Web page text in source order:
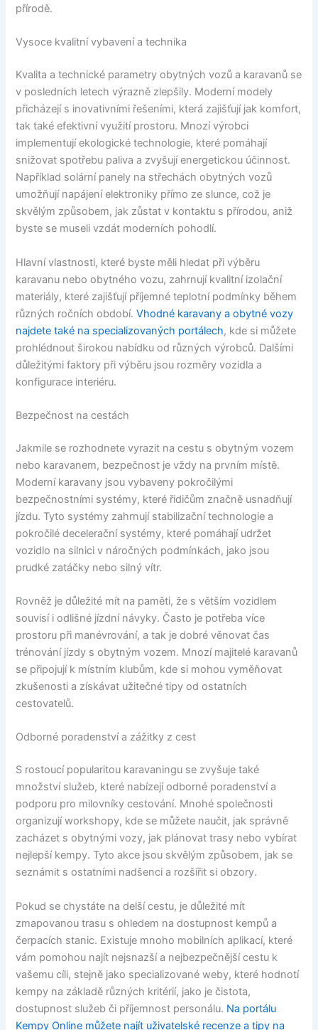
přírodě.
Vysoce kvalitní vybavení a technika
Kvalita a technické parametry obytných vozů a karavanů se
v posledních letech výrazně zlepšily. Moderní modely
přicházejí s inovativními řešeními, která zajišťují jak komfort,
tak také efektivní využití prostoru. Mnozí výrobci
implementují ekologické technologie, které pomáhají
snižovat spotřebu paliva a zvyšují energetickou účinnost.
Například solární panely na střechách obytných vozů
umožňují napájení elektroniky přímo ze slunce, což je
skvělým způsobem, jak zůstat v kontaktu s přírodou, aniž
byste se museli vzdát moderních pohodlí.
Hlavní vlastnosti, které byste měli hledat při výběru
karavanu nebo obytného vozu, zahrnují kvalitní izolační
materiály, které zajišťují příjemné teplotní podmínky během
různých ročních období.Vhodné karavany a obytné vozy
najdete také na specializovaných portálech, kde si můžete
prohlédnout širokou nabídku od různých výrobců. Dalšími
důležitými faktory při výběru jsou rozměry vozidla a
konfigurace interiéru.
Bezpečnost na cestách
Jakmile se rozhodnete vyrazit na cestu s obytným vozem
nebo karavanem, bezpečnost je vždy na prvním místě.
Moderní karavany jsou vybaveny pokročilými
bezpečnostními systémy, které řidičům značně usnadňují
jízdu. Tyto systémy zahrnují stabilizační technologie a
pokročilé decelerační systémy, které pomáhají udržet
vozidlo na silnici v náročných podmínkách, jako jsou
prudké zatáčky nebo silný vítr.
Rovněž je důležité mít na paměti, že s větším vozidlem
souvisí i odlišné jízdní návyky. Často je potřeba více
prostoru při manévrování, a tak je dobré věnovat čas
trénování jízdy s obytným vozem. Mnozí majitelé karavanů
se připojují k místním klubům, kde si mohou vyměňovat
zkušenosti a získávat užitečné tipy od ostatních
cestovatelů.
Odborné poradenství a zážitky z cest
S rostoucí popularitou karavaningu se zvyšuje také
množství služeb, které nabízejí odborné poradenství a
podporu pro milovníky cestování. Mnohé společnosti
organizují workshopy, kde se můžete naučit, jak správně
zacházet s obytnými vozy, jak plánovat trasy nebo vybírat
nejlepší kempy. Tyto akce jsou skvělým způsobem, jak se
seznámit s ostatními nadšenci a rozšířit si obzory.
Pokud se chystáte na delší cestu, je důležité mít
zmapovanou trasu s ohledem na dostupnost kempů a
čerpacích stanic. Existuje mnoho mobilních aplikací, které
vám pomohou najít nejsnazší a nejbezpečnější cestu k
vašemu cíli, stejně jako specializované weby, které hodnotí
kempy na základě různých kritérií, jako je čistota,
dostupnost služeb či příjemnost personálu. Na portálu
Kempy Online můžete najít uživatelské recenze a tipy na